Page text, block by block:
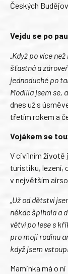
Českých
Vejdu se po
„Když po více
šťastná a
jednoduché po
Modlila jsem se,
dnes už s
třetím rokem a
Vojákem se
V civilním životě
turistiku, lezení,
v největším
„Už od dětství
někde šplhala a
větví po lese s
pro moji rodinu
když jsem
Maminka má o